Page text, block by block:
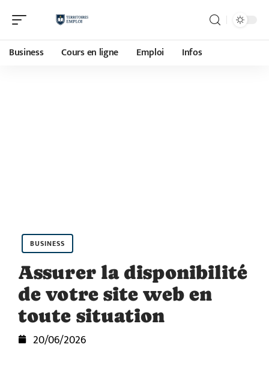
Business Cours en ligne Emploi Infos
BUSINESS
Assurer la disponibilité
de votre site web en
toute situation
20/06/2026